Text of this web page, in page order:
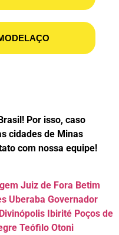
Por isso, caso
cidades de Minas
com nossa equipe!
Juiz de Fora Betim
Uberaba Governador
Ibirité Poços de
Teófilo Otoni